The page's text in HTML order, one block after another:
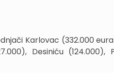
Karlovac (332.000
Desiniću (124.000),